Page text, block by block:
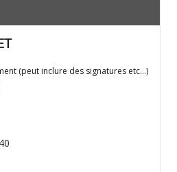
(peut inclure des signatures etc…)